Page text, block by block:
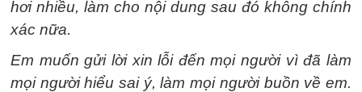
hơi nhiều, làm cho nội dung sau đó không chính
xác nữa.
Em muốn gửi lời xin lỗi đến mọi người vì đã làm
mọi người hiểu sai ý, làm mọi người buồn về em.